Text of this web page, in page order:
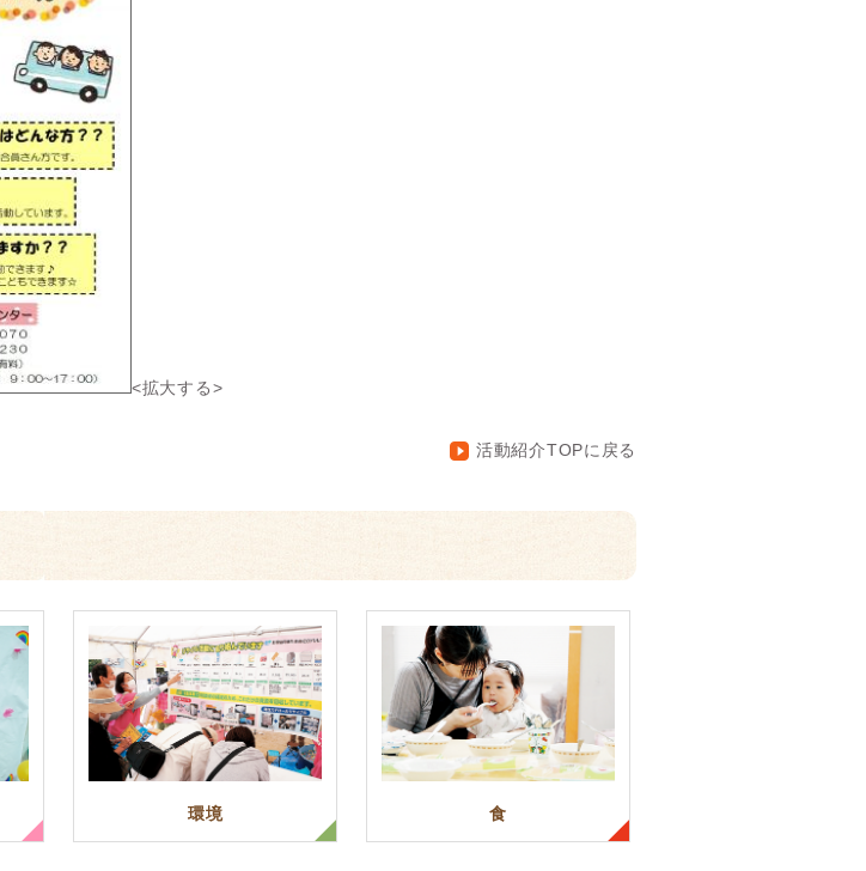
<拡大する>
活動紹介TOPに戻る
環境 食